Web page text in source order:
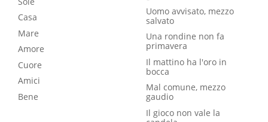
Casa
Mare
Amore
Cuore
Amici
Bene
Uomo avvisato, mezzo
salvato
Una rondine non fa
primavera
Il mattino ha l'oro in
bocca
Mal comune, mezzo
gaudio
Il gioco non vale la